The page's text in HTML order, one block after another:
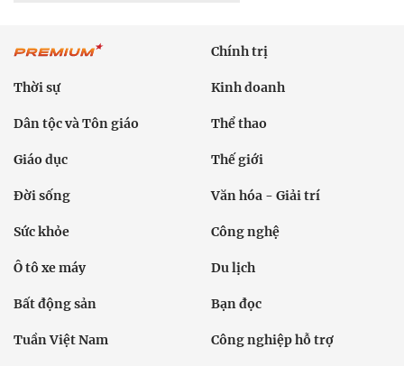
Chính trị
Thời sự Kinh doanh
Dân tộc và Tôn giáo Thể thao
Giáo dục Thế giới
Đời sống Văn hóa - Giải trí
Sức khỏe Công nghệ
Ô tô xe máy Du lịch
Bất động sản Bạn đọc
Tuần Việt Nam Công nghiệp hỗ trợ